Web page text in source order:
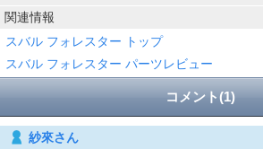
関連情報
スバル フォレスター トップ
スバル フォレスター パーツレビュー
コメント(1)
紗來さん